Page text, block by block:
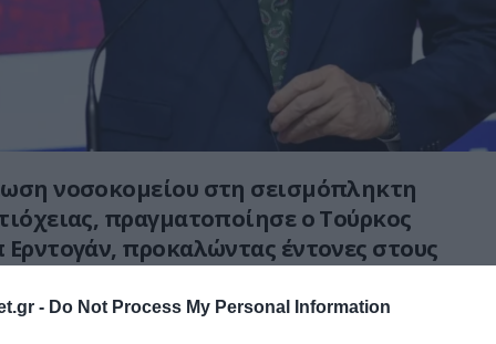
- Do Not Process My Personal Information
νοσοκομείου στη σεισμόπληκτη
πραγματοποίησε ο Τούρκος
Ερντογάν, προκαλώντας έντονες στους